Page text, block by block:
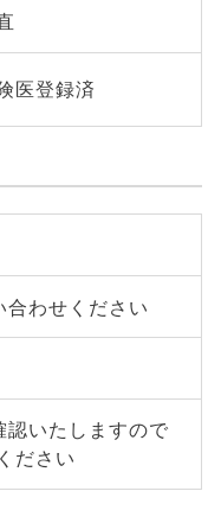
医登録済
わせください
認いたしますので
ださい